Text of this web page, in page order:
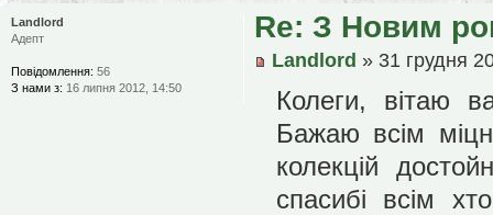
Re: З Новим
Landlord » 31 грудня
Колеги, вітаю
Бажаю всім
колекцій
спасибі всім
Landlord
Адепт
Повідомлення: 56
З нами з: 16 липня 2012, 14:50